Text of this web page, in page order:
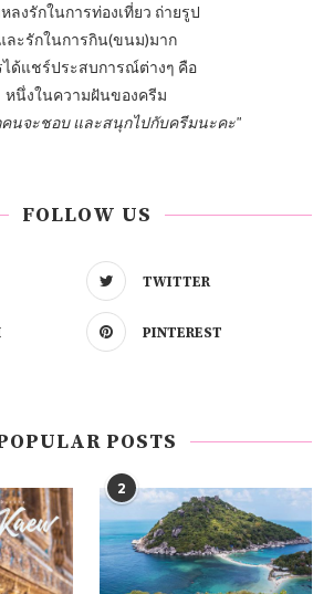
ลงรักในการท่องเที่ยว ถ่ายรูป
ละรักในการกิน(ขนม)มาก
ได้แชร์ประสบการณ์ต่างๆ คือ
หนึ่งในความฝันของครีม
คนจะชอบ และสนุกไปกับครีมนะคะ"
FOLLOW US
TWITTER
PINTEREST
POSTS
2